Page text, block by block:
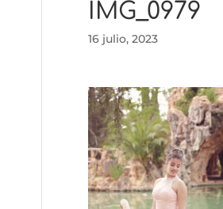
IMG_0979
16 julio, 2023